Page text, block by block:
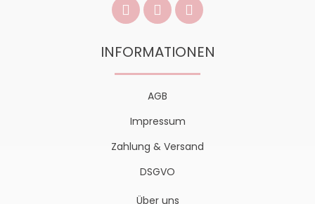
INFORMATIONEN
AGB
Impressum
Zahlung & Versand
DSGVO
Über uns